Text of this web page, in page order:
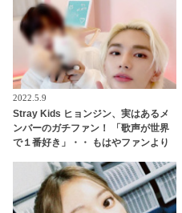
2022.5.9
Stray Kids ヒョンジン、実はあるメ
ンバーのガチファン！ 「歌声が世界
で１番好き」・・ もはやファンより
ていることが明らかに